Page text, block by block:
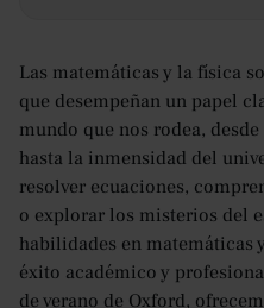
Las matemáticas y la física
que desempeñan un papel
mundo que nos rodea,
hasta la inmensidad del
resolver ecuaciones,
o explorar los misterios del
habilidades en matemáticas
éxito académico y
de verano de Oxford,